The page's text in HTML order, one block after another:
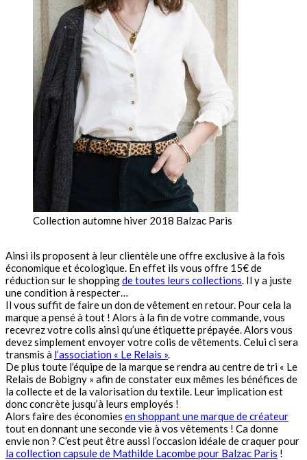
Collection automne hiver 2018 Balzac Paris
Ainsi ils proposent à leur clientèle une offre exclusive à la fois
économique et écologique. En effet ils vous offre 15€ de
réduction sur le shoppingde toutes leurs collections. Il y a juste
une condition à respecter…
Il vous suffit de faire un don de vêtement en retour. Pour cela la
marque a pensé à tout ! Alors à la fin de votre commande, vous
recevrez votre colis ainsi qu’une étiquette prépayée. Alors vous
devez simplement envoyer votre colis de vêtements. Celui ci sera
transmis à l’association « Le Relais ».
De plus toute l’équipe de la marque se rendra au centre de tri « Le
Relais de Bobigny » afin de constater eux mêmes les bénéfices de
la collecte et de la valorisation du textile. Leur implication est
donc concrète jusqu’à leurs employés !
Alors faire des économies en shoppant une marque de créateur
tout en donnant une seconde vie à vos vêtements ! Ca donne
envie non ? C’est peut être aussi l’occasion idéale de craquer pour
la collection capsule de Mathilde Lacombe pour Balzac Paris !